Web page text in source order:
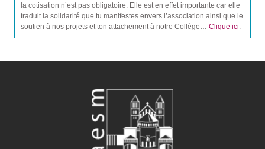
la cotisation n’est pas obligatoire. Elle est en effet importante car elle
traduit la solidarité que tu manifestes envers l’association ainsi que le
soutien à nos projets et ton attachement à notre Collège… Clique ici.